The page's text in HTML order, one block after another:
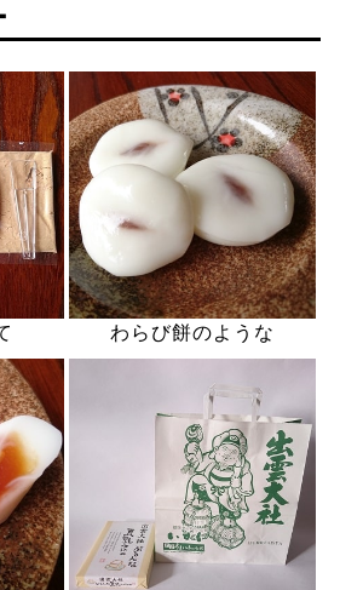
わらび餅のような